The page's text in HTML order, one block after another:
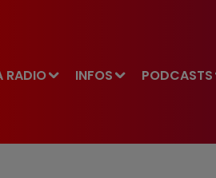
RADIO INFOS PODCASTS